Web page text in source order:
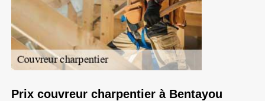
Prix couvreur charpentier à Bentayou